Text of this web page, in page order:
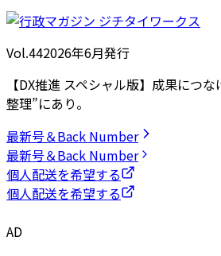
Vol.442026年6月発行
【DX推進 スペシャル版】成果につ
整理”にあり。
最新号＆Back Number
最新号＆Back Number
個人配送を希望する
個人配送を希望する
AD